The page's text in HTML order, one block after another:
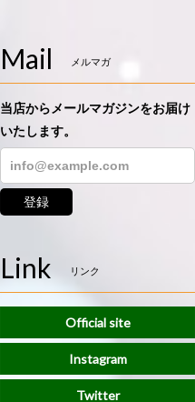
Mail メルマガ
当店からメールマガジンをお届け
いたします。
登録
Link リンク
Official site
Instagram
Twitter